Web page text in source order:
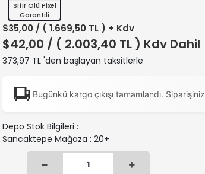
Sıfır Ölü Pixel
Garantili
$35,00 / ( 1.669,50 TL ) + Kdv
$42,00 / ( 2.003,40 TL ) Kdv Dahil
373,97 TL 'den başlayan taksitlerle
Bugünkü kargo çıkışı tamamlandı. Siparişiniz
Depo Stok Bilgileri :
Sancaktepe Mağaza : 20+